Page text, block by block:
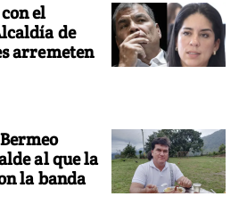
el
de
arremeten
al que la
la banda